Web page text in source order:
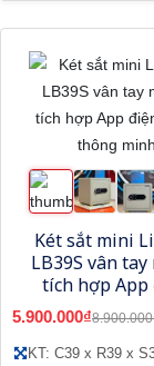
Két sắt mini
LB39S vân tay
tích hợp App
thoại thông
5.900.000₫
KT: C39 x R39 x